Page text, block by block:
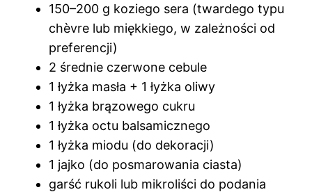
150–200 g koziego sera (twardego typu
chèvre lub miękkiego, w zależności od
preferencji)
2 średnie czerwone cebule
1 łyżka masła + 1 łyżka oliwy
1 łyżka brązowego cukru
1 łyżka octu balsamicznego
1 łyżka miodu (do dekoracji)
1 jajko (do posmarowania ciasta)
garść rukoli lub mikroliści do podania